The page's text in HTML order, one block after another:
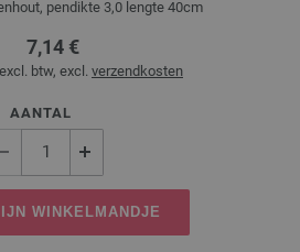
pendikte 3,0 lengte 40cm
7,14 €
excl. btw, excl. verzendkosten
AANTAL
WINKELMANDJE